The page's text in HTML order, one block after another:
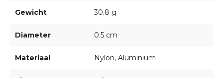
Gewicht 30.8 g
Diameter 0.5 cm
Materiaal Nylon, Aluminium